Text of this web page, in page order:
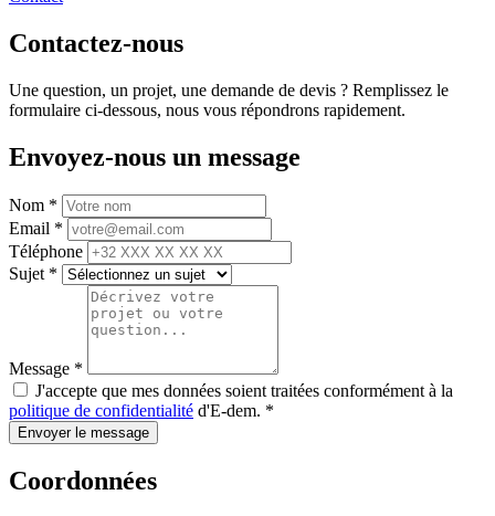
Contactez-nous
Une question, un projet, une demande de devis ? Remplissez le
formulaire ci-dessous, nous vous répondrons rapidement.
Envoyez-nous un message
Nom *
Email *
Téléphone
Sujet *
Message *
J'accepte que mes données soient traitées conformément à la
politique de confidentialité d'E-dem. *
Envoyer le message
Coordonnées